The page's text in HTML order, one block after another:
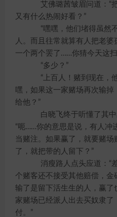
艾佛璐茜皱眉问道：“把
又有什么热闹好看？”
“嘿嘿，他们堵得虽然不
人。而且往常就算有人把老
一个两个罢了……你猜今天这
“多少？”
“上百人！赌到现在，他
嘿，如果这一家赌场再次输
给他？”
白晓飞终于听懂了其中
“呃……你的意思是说，有人冲
当赌注。如果赢了，就要赌
了，就把带的人留下？”
消瘦路人点头应道：“差
个赌客还不接受其他赔偿，金
输了是留下活生生的人，赢了
家赌场已经派人出去买奴隶
付。”